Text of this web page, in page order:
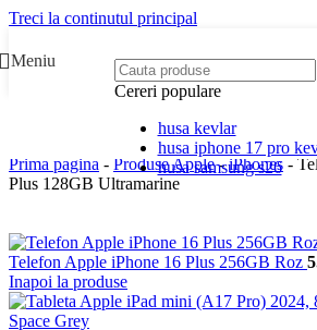
Treci la continutul principal
Meniu
Cereri populare
husa kevlar
husa iphone 17 pro
husa samsung s26
Prima pagina - Produse Apple-iPhones -
Plus 128GB Ultramarine
Telefon Apple iPhone 16 Plus 256GB Roz
Inapoi la produse